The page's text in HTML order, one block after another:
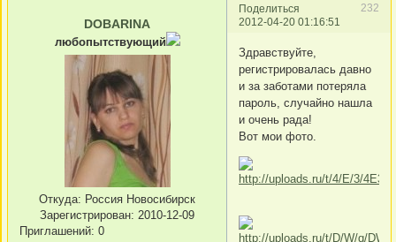
Поделиться
232
2012-04-20 01:16:51
DOBARINA
любопытствующий
Откуда: Россия Новосибирск
Зарегистрирован: 2010-12-09
Приглашений: 0
Здравствуйте,
регистрировалась давно
и за заботами потеряла
пароль, случайно нашла
и очень рада!
Вот мои фото.